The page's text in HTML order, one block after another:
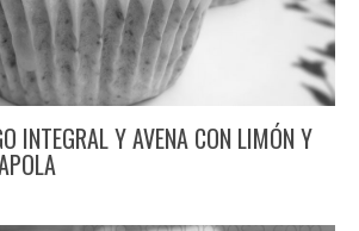
INTEGRAL Y AVENA CON LIMÓN Y